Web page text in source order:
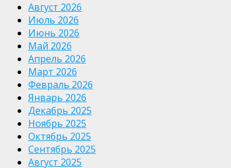
Август 2026
Июль 2026
Июнь 2026
Май 2026
Апрель 2026
Март 2026
Февраль 2026
Январь 2026
Декабрь 2025
Ноябрь 2025
Октябрь 2025
Сентябрь 2025
Август 2025